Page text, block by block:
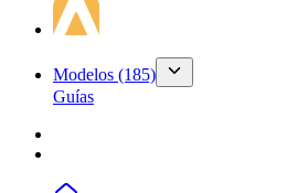
Modelos (185)
Guías